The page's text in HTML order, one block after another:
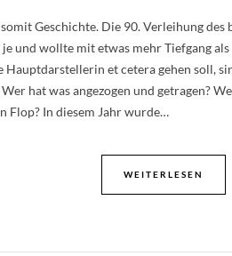
Geschichte. Die 90. Verleihung
und wollte mit etwas mehr Tiefgang
Hauptdarstellerin et cetera gehen soll,
hat was angezogen und getragen?
Flop? In diesem Jahr wurde…
WEITERLESEN